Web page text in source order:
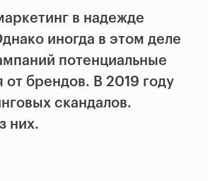
в надежде
иногда в этом деле
потенциальные
от брендов. В 2019 году
скандалов.
них.